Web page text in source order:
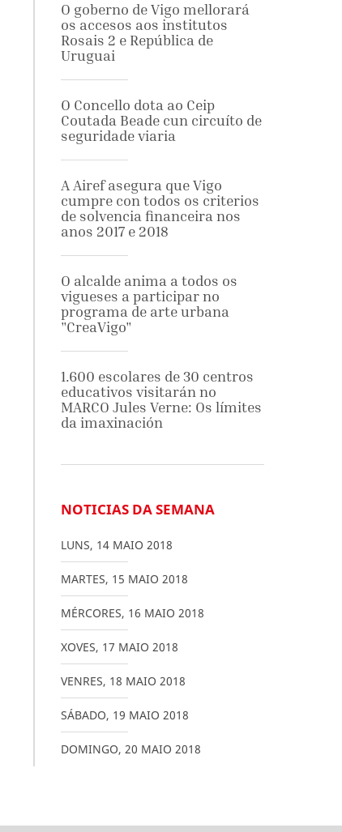
O goberno de Vigo mellorará
os accesos aos institutos
Rosais 2 e República de
Uruguai
O Concello dota ao Ceip
Coutada Beade cun circuíto de
seguridade viaria
A Airef asegura que Vigo
cumpre con todos os criterios
de solvencia financeira nos
anos 2017 e 2018
O alcalde anima a todos os
vigueses a participar no
programa de arte urbana
"CreaVigo"
1.600 escolares de 30 centros
educativos visitarán no
MARCO Jules Verne: Os límites
da imaxinación
NOTICIAS DA SEMANA
LUNS, 14 MAIO 2018
MARTES, 15 MAIO 2018
MÉRCORES, 16 MAIO 2018
XOVES, 17 MAIO 2018
VENRES, 18 MAIO 2018
SÁBADO, 19 MAIO 2018
DOMINGO, 20 MAIO 2018